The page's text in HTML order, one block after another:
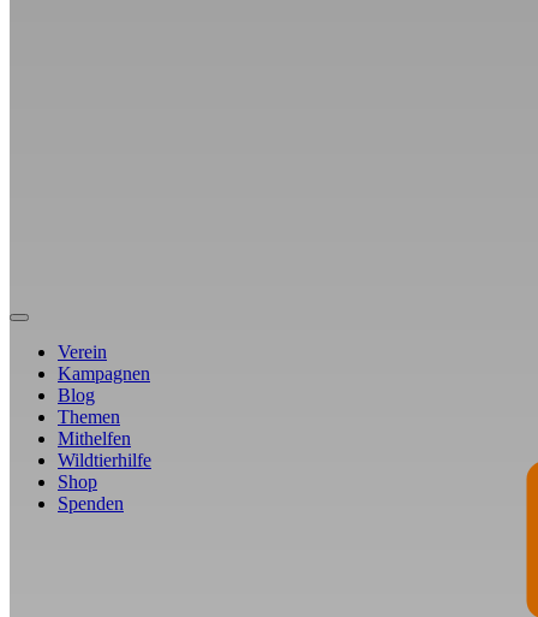
Verein
Kampagnen
Blog
Themen
Mithelfen
Wildtierhilfe
Shop
Spenden